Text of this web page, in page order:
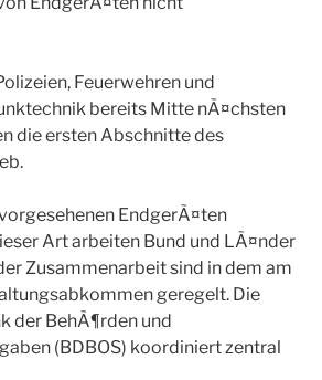
Feuerwehren und
bereits Mitte nÃ¤chsten
die ersten Abschnitte des
EndgerÃ¤ten
Art arbeiten Bund und LÃ¤nder
Zusammenarbeit sind in dem am
geregelt. Die
der BehÃ¶rden und
(BDBOS) koordiniert zentral